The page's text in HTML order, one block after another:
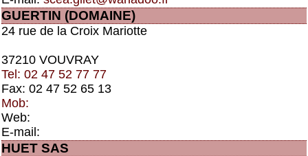
GUERTIN (DOMAINE)
24 rue de la Croix Mariotte
37210 VOUVRAY
Tel: 02 47 52 77 77
Fax: 02 47 52 65 13
Mob:
Web:
E-mail:
HUET SAS